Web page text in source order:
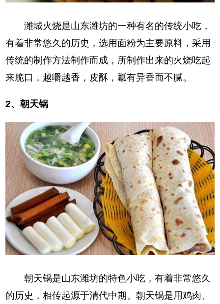
潍城火烧是山东潍坊的一种有名的传统小吃，
有着非常悠久的历史，选用面粉为主要原料，采用
传统的制作方法制作而成，所制作出来的火烧吃起
来脆口，越嚼越香，皮酥，瓤有异香而不腻。
2、朝天锅
朝天锅是山东潍坊的特色小吃，有着非常悠久
的历史，相传起源于清代中期。朝天锅是用鸡肉、